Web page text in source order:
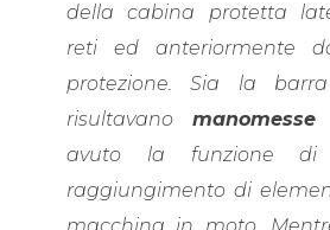
della cabina protetta
reti ed anteriormente
protezione. Sia la
risultavanomanomesse
avuto la funzione di
raggiungimento di